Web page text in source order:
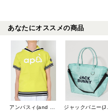
あなたにオススメの商品